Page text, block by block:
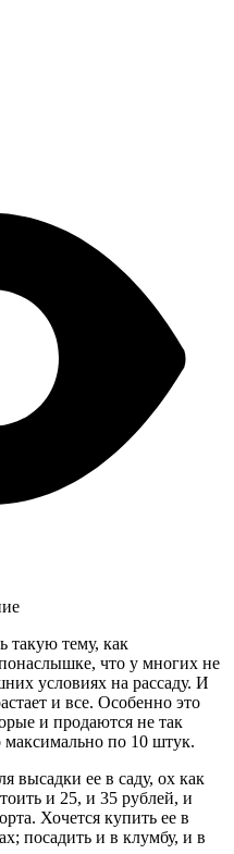
такую тему, как
что у многих не
условиях на рассаду. И
и все. Особенно это
и продаются не так
максимально по 10 штук.
высадки ее в саду, ох как
и 25, и 35 рублей, и
Хочется купить ее в
посадить и в клумбу, и в